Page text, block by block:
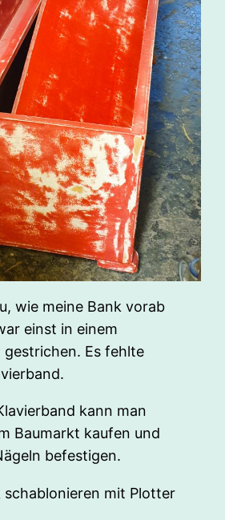
wie meine Bank vorab
einst in einem
Es fehlte
kann man
Baumarkt kaufen und
befestigen.